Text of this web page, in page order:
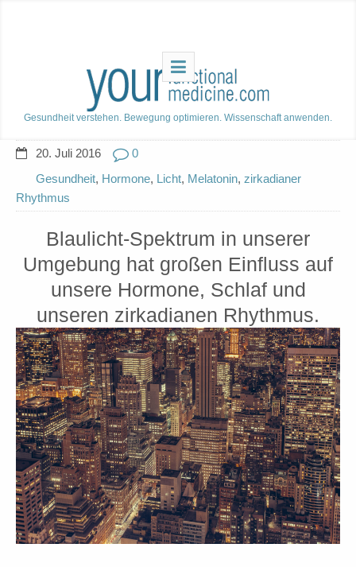
Gesundheit verstehen. Bewegung optimieren. Wissenschaft anwenden.
20. Juli 2016
0
Gesundheit, Hormone, Licht, Melatonin, zirkadianer
Rhythmus
Blaulicht-Spektrum in unserer
Umgebung hat großen Einfluss auf
unsere Hormone, Schlaf und
unseren zirkadianen Rhythmus.